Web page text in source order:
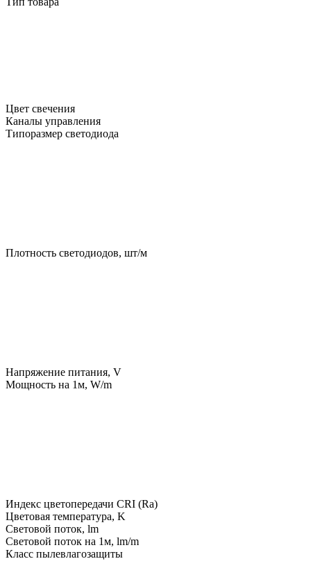
Цвет свечения
Каналы управления
Типоразмер светодиода
Плотность светодиодов, шт/м
Напряжение питания, V
Мощность на 1м, W/m
Индекс цветопередачи CRI (Ra)
Цветовая температура, K
Световой поток, lm
Световой поток на 1м, lm/m
Класс пылевлагозащиты